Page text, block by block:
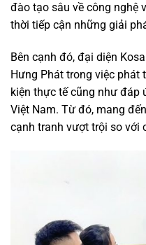
đào tạo sâu về công nghệ
thời tiếp cận những giải
Bên cạnh đó, đại diện
Hưng Phát trong việc phát
kiện thực tế cũng như đáp
Việt Nam. Từ đó, mang
cạnh tranh vượt trội so với